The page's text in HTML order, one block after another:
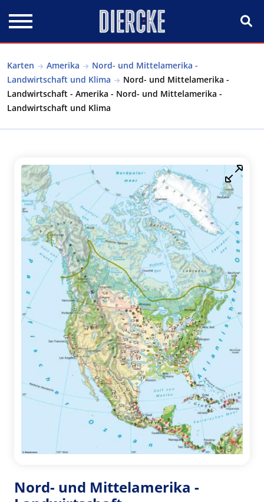
Karten Amerika
Nord- und Mittelamerika -
Landwirtschaft und Klima
Nord- und Mittelamerika -
Landwirtschaft - Amerika - Nord- und Mittelamerika -
Landwirtschaft und Klima
Nord- und Mittelamerika -